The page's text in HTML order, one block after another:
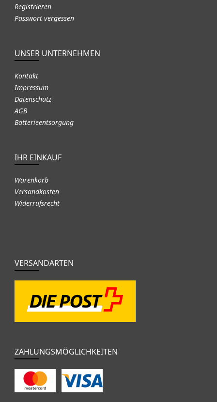
Registrieren
Passwort vergessen
UNSER UNTERNEHMEN
Kontakt
Impressum
Datenschutz
AGB
Batterieentsorgung
IHR EINKAUF
Warenkorb
Versandkosten
Widerrufsrecht
VERSANDARTEN
ZAHLUNGSMÖGLICHKEITEN